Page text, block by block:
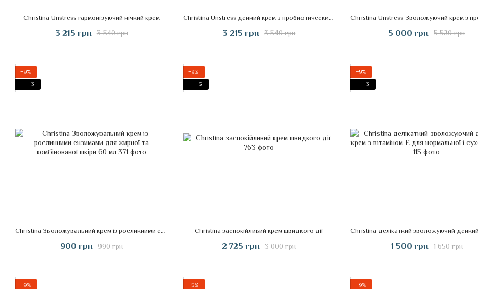
Christina Unstress гармонізуючий нічний крем
3 540 грн
3 215 грн
Christina Unstress денний крем з пробиотическим дією з SPF15 (50ml)
3 540 грн
3 215 грн 5 520 грн
5 000 грн
−9%
3
Christina Зволожувальний крем із рослинними ензимами для жирної та комбінованої шкіри 60 мл
990 грн
900 грн
−9%
3
Christina заспокійливий крем швидкого дії
3 000 грн
2 725 грн
−9%
3
1 650 грн
1 500 грн
−9%
−5%
−9%